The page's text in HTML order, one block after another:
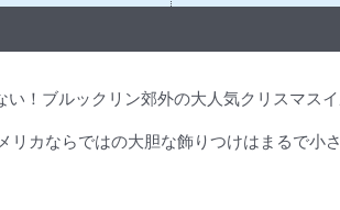
！ブルックリン郊外の大人気クリスマス
カならではの大胆な飾りつけはまるで小